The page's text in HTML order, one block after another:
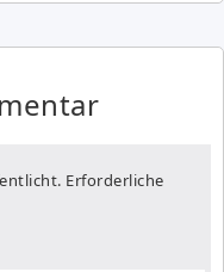
Erforderliche